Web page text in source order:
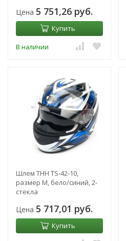
Цена 5 751,26 руб.
Купить
В наличии
Шлем THH TS-42-10,
размер M, бело/синий, 2-
стекла
Цена 5 717,01 руб.
Купить